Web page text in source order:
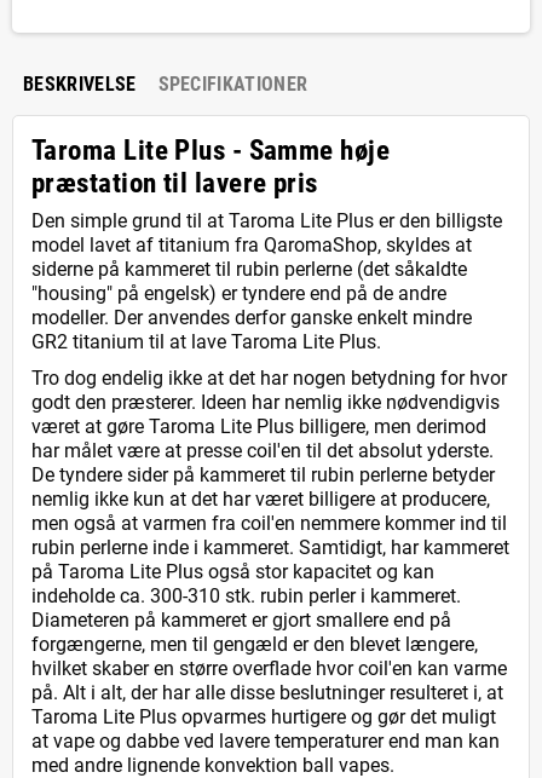
BESKRIVELSE SPECIFIKATIONER
Taroma Lite Plus - Samme høje
præstation til lavere pris
Den simple grund til at Taroma Lite Plus er den billigste
model lavet af titanium fra QaromaShop, skyldes at
siderne på kammeret til rubin perlerne (det såkaldte
"housing" på engelsk) er tyndere end på de andre
modeller. Der anvendes derfor ganske enkelt mindre
GR2 titanium til at lave Taroma Lite Plus.
Tro dog endelig ikke at det har nogen betydning for hvor
godt den præsterer. Ideen har nemlig ikke nødvendigvis
været at gøre Taroma Lite Plus billigere, men derimod
har målet være at presse coil'en til det absolut yderste.
De tyndere sider på kammeret til rubin perlerne betyder
nemlig ikke kun at det har været billigere at producere,
men også at varmen fra coil'en nemmere kommer ind til
rubin perlerne inde i kammeret. Samtidigt, har kammeret
på Taroma Lite Plus også stor kapacitet og kan
indeholde ca. 300-310 stk. rubin perler i kammeret.
Diameteren på kammeret er gjort smallere end på
forgængerne, men til gengæld er den blevet længere,
hvilket skaber en større overflade hvor coil'en kan varme
på. Alt i alt, der har alle disse beslutninger resulteret i, at
Taroma Lite Plus opvarmes hurtigere og gør det muligt
at vape og dabbe ved lavere temperaturer end man kan
med andre lignende konvektion ball vapes.